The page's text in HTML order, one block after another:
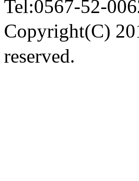
Tel:0567-52-
Copyright(C)
reserved.